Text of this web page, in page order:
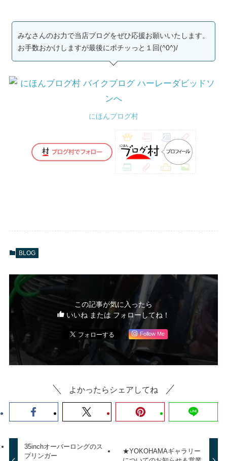
みなさんのお力で当店ブログをぜひ応援お願いいたします。
お手数おかけしますが最後にポチッっと１回(^0^)/
にほんブログ村
BLOG
この記事が気に入ったら
いいね または フォローしてね！
Follow Me
よかったらシェアしてね
35inchオーバーロングのス
プリンガー
★YOKOHAMAギャラリー